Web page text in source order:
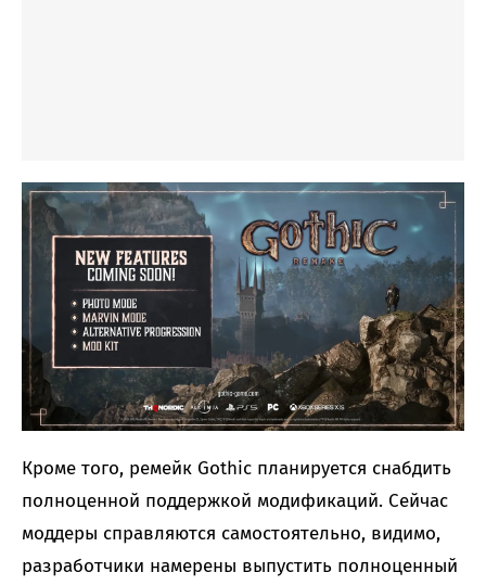
Кроме того, ремейк Gothic планируется снабдить
полноценной поддержкой модификаций. Сейчас
моддеры справляются самостоятельно, видимо,
разработчики намерены выпустить полноценный